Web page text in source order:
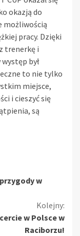
okazją do
możliwością
pracy. Dzięki
trenerkę i
był
to nie tylko
miejsce,
i cieszyć się
są
w
Kolejny:
w Polsce w
Raciborzu!